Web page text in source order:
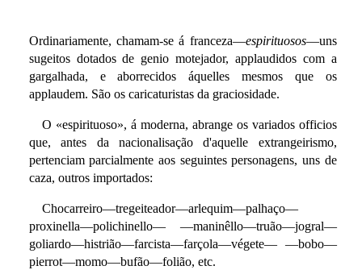
Ordinariamente, chamam-se á franceza—espirituosos—uns
sugeitos dotados de genio motejador, applaudidos com a
gargalhada, e aborrecidos áquelles mesmos que os
applaudem. São os caricaturistas da graciosidade.
O «espirituoso», á moderna, abrange os variados officios
que, antes da nacionalisação d'aquelle extrangeirismo,
pertenciam parcialmente aos seguintes personagens, uns de
caza, outros importados:
Chocarreiro—tregeiteador—arlequim—palhaço—
proxinella—polichinello— —maninêllo—truão—jogral—
goliardo—histrião—farcista—farçola—végete— —bobo—
pierrot—momo—bufão—folião, etc.